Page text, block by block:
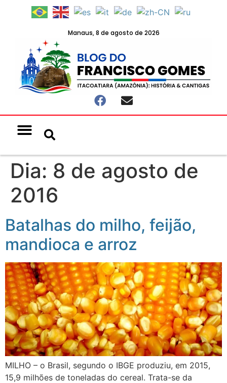
Manaus, 8 de agosto de 2026
Dia: 8 de agosto de
2016
Batalhas do milho, feijão,
mandioca e arroz
MILHO – o Brasil, segundo o IBGE produziu, em 2015,
15,9 milhões de toneladas do cereal. Trata-se da